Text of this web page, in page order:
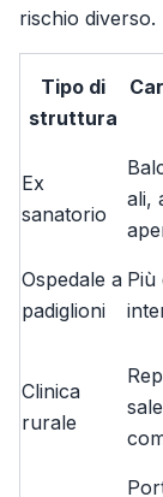
rischio diverso.
Tipo di
struttura
Ex
sanatorio
ali,
Ospedale a
padiglioni
Più
Clinica
rurale